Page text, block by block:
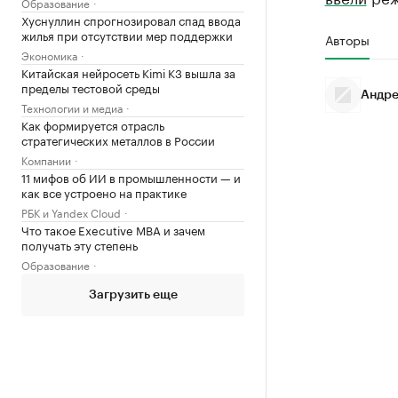
Хуснуллин спрогнозировал спад ввода
жилья при отсутствии мер поддержки
Экономика
Китайская нейросеть Kimi K3 вышла за
пределы тестовой среды
Технологии и медиа
Как формируется отрасль
стратегических металлов в России
Компании
11 мифов об ИИ в промышленности — и
как все устроено на практике
РБК и Yandex Cloud
Что такое Executive MBA и зачем
получать эту степень
Образование
Загрузить еще
Авторы